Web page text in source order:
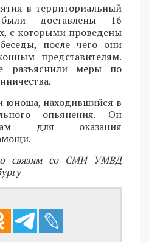
в территориальный
доставлены 16
с которыми проведены
после чего они
представителям.
разъяснили меры по
юноша, находившийся в
опьянения. Он
для оказания
связям со СМИ УМВД